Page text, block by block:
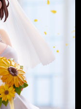
。 明日8月7日
プ、ECサイト